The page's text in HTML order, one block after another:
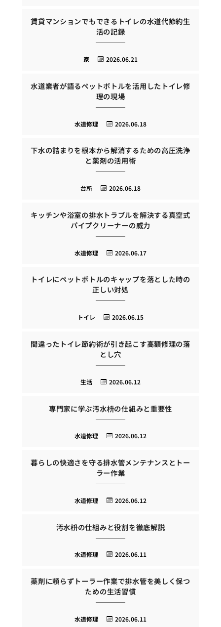
賃貸マンションでもできるトイレの水道代節約生
活の記録
2026.06.21
家
水道業者が語るペットボトルを活用したトイレ修
理の現場
2026.06.18
水道修理
下水の詰まりを根本から解消するための高圧洗浄
と薬剤の活用術
2026.06.18
台所
キッチンや浴室の排水トラブルを解決する真空式
パイプクリーナーの威力
2026.06.17
水道修理
トイレにペットボトルのキャップを落とした時の
正しい対処
2026.06.15
トイレ
間違ったトイレ節約術が引き起こす高額修理の落
とし穴
2026.06.12
生活
専門家に学ぶ汚水枡の仕組みと重要性
2026.06.12
水道修理
暮らしの快適さを守る排水管メンテナンスとトー
ラー作業
2026.06.12
水道修理
汚水枡の仕組みと役割を徹底解説
2026.06.11
水道修理
薬剤に頼らずトーラー作業で排水管を美しく保つ
ための生活習慣
2026.06.11
水道修理